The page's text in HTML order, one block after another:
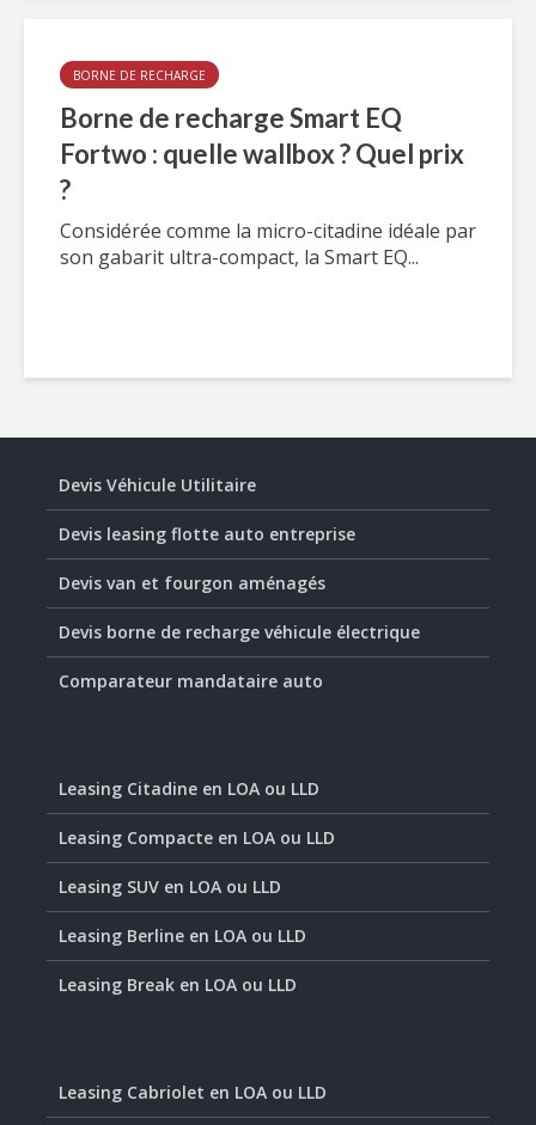
BORNE DE RECHARGE
Borne de recharge Smart EQ
Fortwo : quelle wallbox ? Quel prix
?
Considérée comme la micro-citadine idéale par
son gabarit ultra-compact, la Smart EQ...
Devis Véhicule Utilitaire
Devis leasing flotte auto entreprise
Devis van et fourgon aménagés
Devis borne de recharge véhicule électrique
Comparateur mandataire auto
Leasing Citadine en LOA ou LLD
Leasing Compacte en LOA ou LLD
Leasing SUV en LOA ou LLD
Leasing Berline en LOA ou LLD
Leasing Break en LOA ou LLD
Leasing Cabriolet en LOA ou LLD